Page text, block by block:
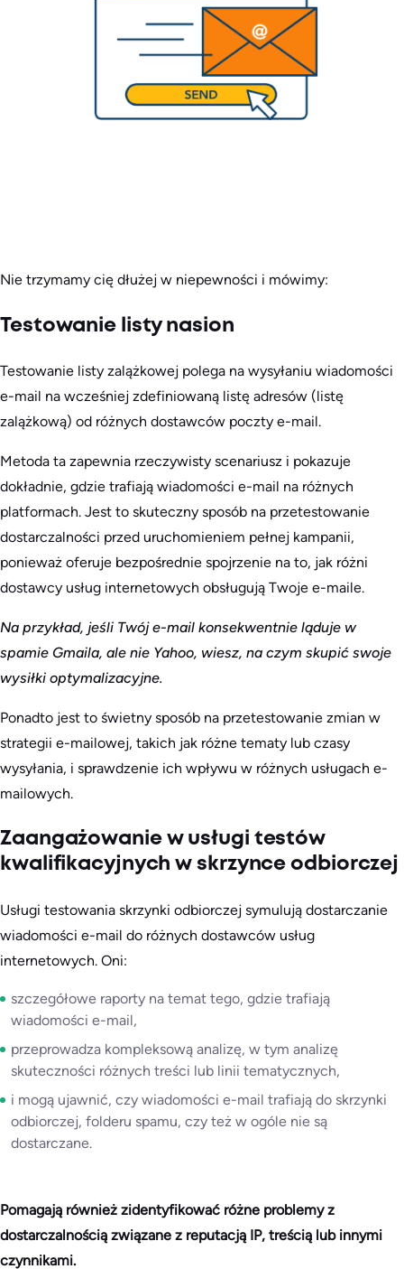
Nie trzymamy cię dłużej w niepewności i mówimy:
Testowanie listy nasion
Testowanie listy zalążkowej polega na wysyłaniu wiadomości
e-mail na wcześniej zdefiniowaną listę adresów (listę
zalążkową) od różnych dostawców poczty e-mail.
Metoda ta zapewnia rzeczywisty scenariusz i pokazuje
dokładnie, gdzie trafiają wiadomości e-mail na różnych
platformach. Jest to skuteczny sposób na przetestowanie
dostarczalności przed uruchomieniem pełnej kampanii,
ponieważ oferuje bezpośrednie spojrzenie na to, jak różni
dostawcy usług internetowych obsługują Twoje e-maile.
Na przykład, jeśli Twój e-mail konsekwentnie ląduje w
spamie Gmaila, ale nie Yahoo, wiesz, na czym skupić swoje
wysiłki optymalizacyjne.
Ponadto jest to świetny sposób na przetestowanie zmian w
strategii e-mailowej, takich jak różne tematy lub czasy
wysyłania, i sprawdzenie ich wpływu w różnych usługach e-
mailowych.
Zaangażowanie w usługi testów
kwalifikacyjnych w skrzynce odbiorczej
Usługi testowania skrzynki odbiorczej symulują dostarczanie
wiadomości e-mail do różnych dostawców usług
internetowych. Oni:
szczegółowe raporty na temat tego, gdzie trafiają
wiadomości e-mail,
przeprowadza kompleksową analizę, w tym analizę
skuteczności różnych treści lub linii tematycznych,
i mogą ujawnić, czy wiadomości e-mail trafiają do skrzynki
odbiorczej, folderu spamu, czy też w ogóle nie są
dostarczane.
Pomagają również zidentyfikować różne problemy z
dostarczalnością związane z reputacją IP, treścią lub innymi
czynnikami.